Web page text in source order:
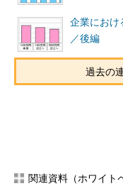
企業におけ
／後編
過去の
関連資料（ホワイト